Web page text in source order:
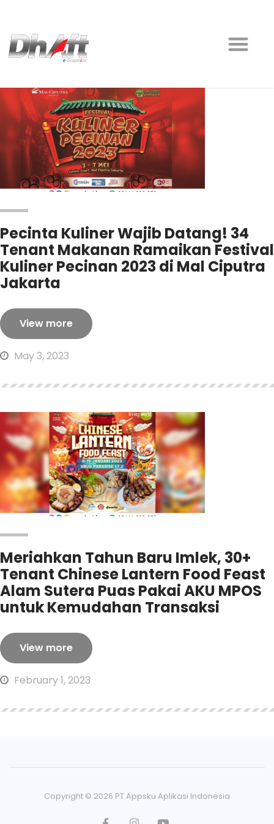
Pecinta Kuliner Wajib Datang! 34
Tenant Makanan Ramaikan Festival
Kuliner Pecinan 2023 di Mal Ciputra
Jakarta
View more
May 3, 2023
Meriahkan Tahun Baru Imlek, 30+
Tenant Chinese Lantern Food Feast
Alam Sutera Puas Pakai AKU MPOS
untuk Kemudahan Transaksi
View more
February 1, 2023
Copyright © 2026 PT Appsku Aplikasi Indonesia